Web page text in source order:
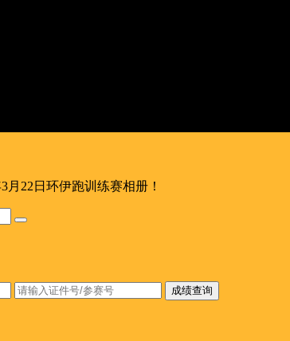
3月22日环伊跑训练赛相册！
成绩查询